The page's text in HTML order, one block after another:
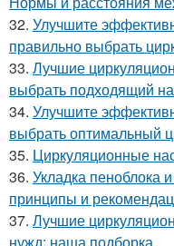
32. Улучшите
правильно выбрать
33. Лучшие
выбрать подходящий
34. Улучшите
выбрать оптимальный
35. Циркуляционные
36. Укладка пеноблока
принципы и
37. Лучшие